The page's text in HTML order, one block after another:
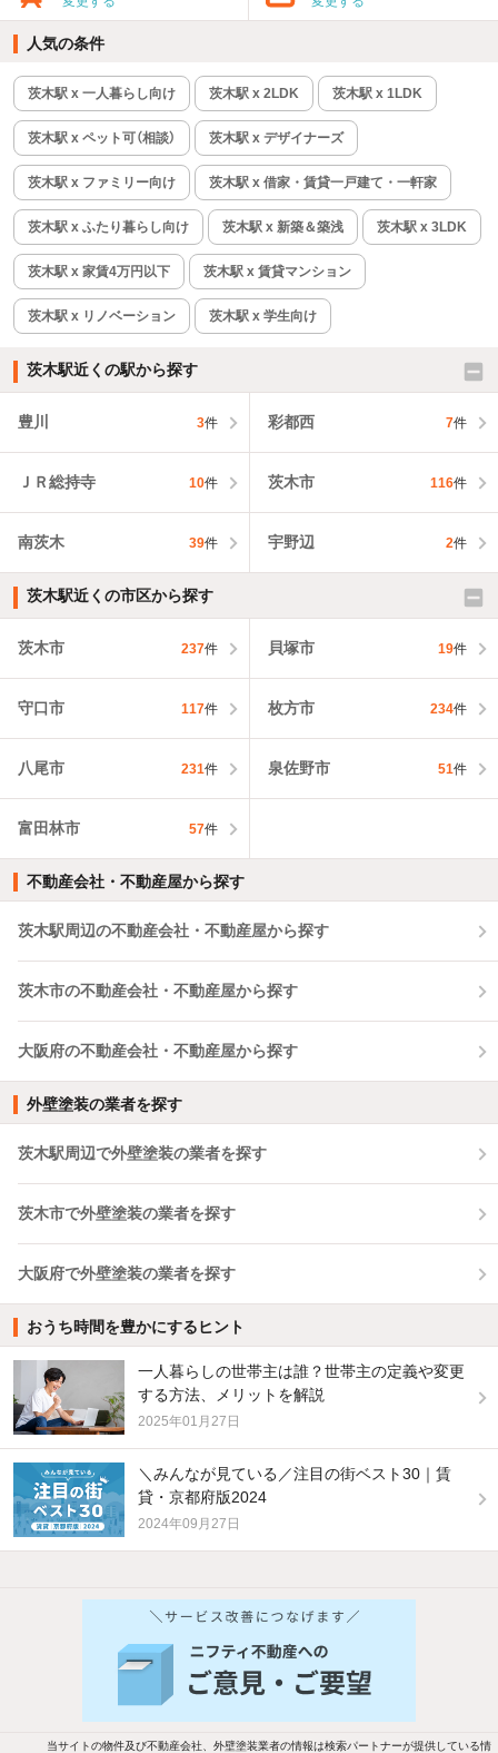
人気の条件
茨木駅 x 一人暮らし向け 茨木駅 x 2LDK 茨木駅 x 1LDK
茨木駅 x ペット可（相談） 茨木駅 x デザイナーズ
茨木駅 x ファミリー向け 茨木駅 x 借家・賃貸一戸建て・一軒家
茨木駅 x ふたり暮らし向け 茨木駅 x 新築＆築浅 茨木駅 x 3LDK
茨木駅 x 家賃4万円以下 茨木駅 x 賃貸マンション
茨木駅 x リノベーション 茨木駅 x 学生向け
茨木駅近くの駅から探す
豊川 3件 彩都西 7件
ＪＲ総持寺 10件 茨木市 116件
南茨木 39件 宇野辺 2件
茨木駅近くの市区から探す
茨木市 237件 貝塚市 19件
守口市 117件 枚方市 234件
八尾市 231件 泉佐野市 51件
富田林市 57件
不動産会社・不動産屋から探す
茨木駅周辺の不動産会社・不動産屋から探す
茨木市の不動産会社・不動産屋から探す
大阪府の不動産会社・不動産屋から探す
外壁塗装の業者を探す
茨木駅周辺で外壁塗装の業者を探す
茨木市で外壁塗装の業者を探す
大阪府で外壁塗装の業者を探す
おうち時間を豊かにするヒント
一人暮らしの世帯主は誰？世帯主の定義や変更
する方法、メリットを解説
2025年01月27日
＼みんなが見ている／注目の街ベスト30｜賃
貸・京都府版2024
2024年09月27日
当サイトの物件及び不動産会社、外壁塗装業者の情報は検索パートナーが提供している情